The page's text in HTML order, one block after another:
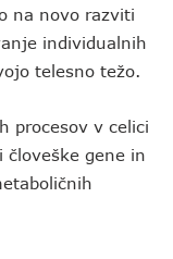
na novo razviti
individualnih
telesno težo.
procesov v celici
človeške gene in